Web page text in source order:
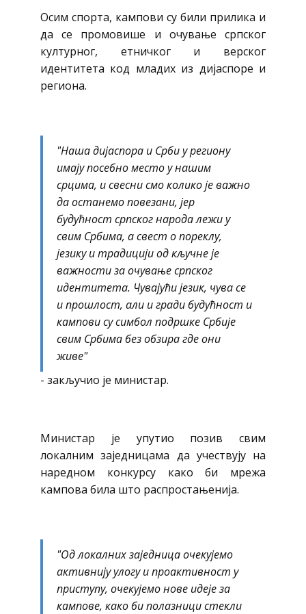
Осим спорта, кампови су били прилика и
да се промовише и очување српског
културног, етничког и верског
идентитета код младих из дијаспоре и
региона.
"Наша дијаспора и Срби у региону
имају посебно место у нашим
срцима, и свесни смо колико је важно
да останемо повезани, јер
будућност српског народа лежи у
свим Србима, а свест о пореклу,
језику и традицији од кључне је
важности за очување српског
идентитета. Чувајући језик, чува се
и прошлост, али и гради будућност и
кампови су симбол подршке Србије
свим Србима без обзира где они
живе"
- закључио је министар.
Министар је упутио позив свим
локалним заједницама да учествују на
наредном конкурсу како би мрежа
кампова била што распростањенија.
"Од локалних заједница очекујемо
активнију улогу и проактивност у
приступу, очекујемо нове идеје за
кампове, како би полазници стекли